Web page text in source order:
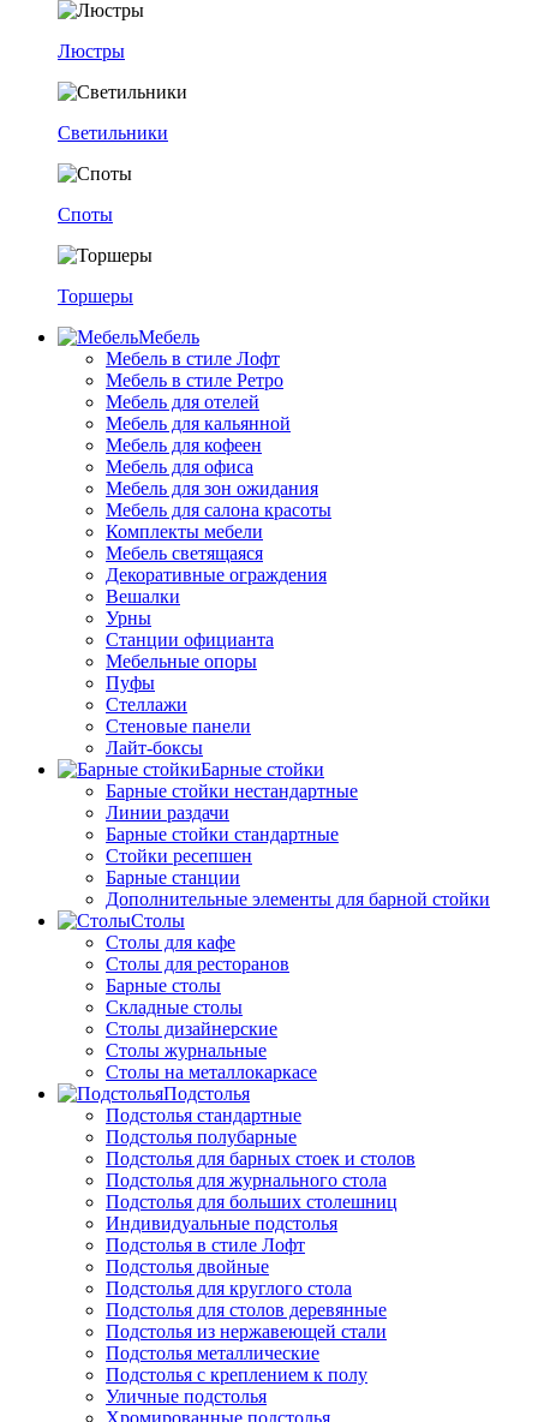
Люстры
Светильники
Споты
Торшеры
Мебель
Мебель в стиле Лофт
Мебель в стиле Ретро
Мебель для отелей
Мебель для кальянной
Мебель для кофеен
Мебель для офиса
Мебель для зон ожидания
Мебель для салона красоты
Комплекты мебели
Мебель светящаяся
Декоративные ограждения
Вешалки
Урны
Станции официанта
Мебельные опоры
Пуфы
Стеллажи
Стеновые панели
Лайт-боксы
Барные стойки
Барные стойки нестандартные
Линии раздачи
Барные стойки стандартные
Стойки ресепшен
Барные станции
Дополнительные элементы для барной стойки
Столы
Столы для кафе
Столы для ресторанов
Барные столы
Складные столы
Столы дизайнерские
Столы журнальные
Столы на металлокаркасе
Подстолья
Подстолья стандартные
Подстолья полубарные
Подстолья для барных стоек и столов
Подстолья для журнального стола
Подстолья для больших столешниц
Индивидуальные подстолья
Подстолья в стиле Лофт
Подстолья двойные
Подстолья для круглого стола
Подстолья для столов деревянные
Подстолья из нержавеющей стали
Подстолья металлические
Подстолья с креплением к полу
Уличные подстолья
Хромированные подстолья